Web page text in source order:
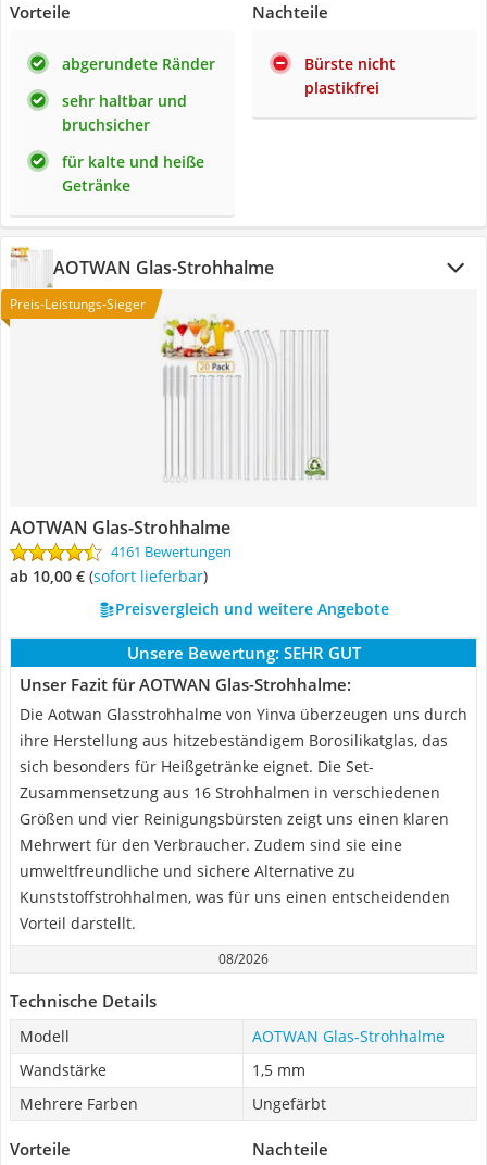
Vorteile
abgerundete Ränder
sehr haltbar und
bruchsicher
für kalte und heiße
Getränke
Nachteile
Bürste nicht
plastikfrei
AOTWAN Glas-Strohhalme
Preis-Leistungs-Sieger
AOTWAN Glas-Strohhalme
4161 Bewertungen
ab 10,00 € ( Sofort lieferbar)
Preisvergleich und weitere Angebote
Unsere Bewertung: SEHR GUT
Unser Fazit für AOTWAN Glas-Strohhalme:
Die Aotwan Glasstrohhalme von Yinva überzeugen uns durch
ihre Herstellung aus hitzebeständigem Borosilikatglas, das
sich besonders für Heißgetränke eignet. Die Set-
Zusammensetzung aus 16 Strohhalmen in verschiedenen
Größen und vier Reinigungsbürsten zeigt uns einen klaren
Mehrwert für den Verbraucher. Zudem sind sie eine
umweltfreundliche und sichere Alternative zu
Kunststoffstrohhalmen, was für uns einen entscheidenden
Vorteil darstellt.
08/2026
Technische Details
Modell
AOTWAN Glas-Strohhalme
Wandstärke
1,5 mm
Mehrere Farben
Ungefärbt
Vorteile Nachteile